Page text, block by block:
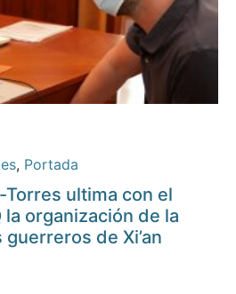
, Portada
ultima con el
la organización de la
de Xi’an